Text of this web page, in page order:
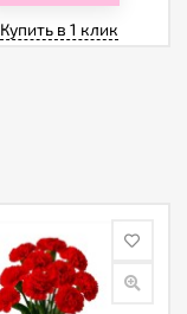
Купить в 1 клик